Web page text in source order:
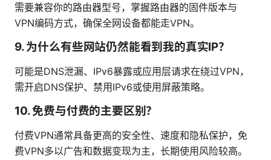
需要兼容你的路由器型号，掌握路由器的固件版本与
VPN编码方式，确保全网设备都能走VPN。
9. 为什么有些网站仍然能看到我的真实IP？
可能是DNS泄漏、IPv6暴露或应用层请求在绕过VPN，
需开启DNS保护、禁用IPv6或使用屏蔽策略。
10. 免费与付费的主要区别？
付费VPN通常具备更高的安全性、速度和隐私保护，免
费VPN多以广告和数据变现为主，长期使用风险较高。